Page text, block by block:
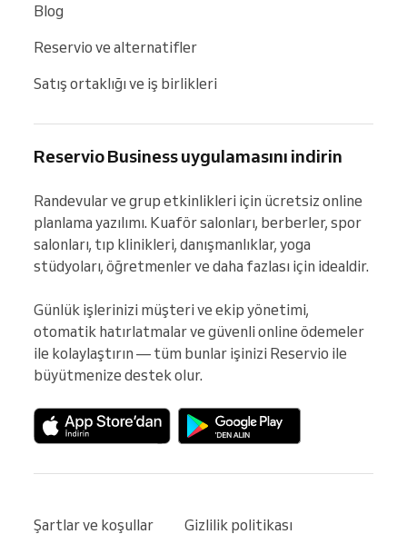
Blog
Reservio ve alternatifler
Satış ortaklığı ve iş birlikleri
Reservio Business uygulamasını indirin
Randevular ve grup etkinlikleri için ücretsiz online
planlama yazılımı. Kuaför salonları, berberler, spor
salonları, tıp klinikleri, danışmanlıklar, yoga
stüdyoları, öğretmenler ve daha fazlası için idealdir.
Günlük işlerinizi müşteri ve ekip yönetimi,
otomatik hatırlatmalar ve güvenli online ödemeler
ile kolaylaştırın — tüm bunlar işinizi Reservio ile
büyütmenize destek olur.
Şartlar ve koşullar Gizlilik politikası